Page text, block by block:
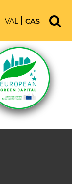
VAL CAS